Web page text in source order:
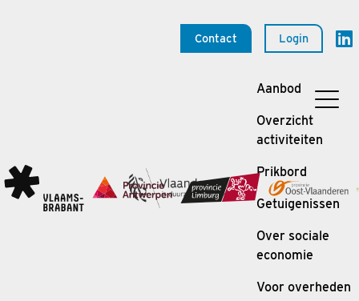
Contact Login
Aanbod
Overzicht
activiteiten
Prikbord
Getuigenissen
Over sociale
economie
Voor overheden